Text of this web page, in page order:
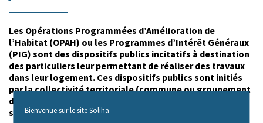
Les Opérations Programmées d’Amélioration de
l’Habitat (OPAH) ou les Programmes d’Intérêt Généraux
(PIG) sont des dispositifs publics incitatifs à destination
des particuliers leur permettant de réaliser des travaux
dans leur logement. Ces dispositifs publics sont initiés
par la collectivité territoriale (commune ou groupement
de communes) et permettent de mobiliser des
subventions publiques au profit de l’habitat privé.
Bienvenue sur le site Soliha